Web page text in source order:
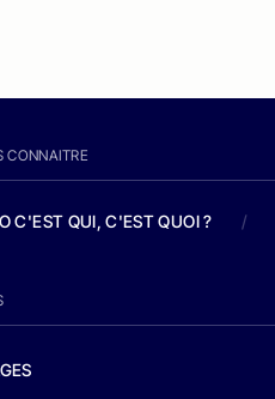
CONNAITRE
C'EST QUI, C'EST QUOI ? /